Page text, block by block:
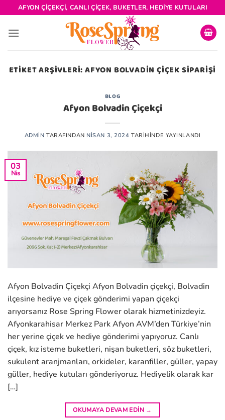
İçeriğe
atla
AFYON ÇIÇEKÇI, CANLI ÇIÇEK, BUKETLER, HEDIYE KUTULARI
ETIKET ARŞIVLERI:AFYON BOLVADIN ÇIÇEK SIPARIŞI
BLOG
Afyon Bolvadin Çiçekçi
ADMIN TARAFINDAN NISAN 3, 2024 TARIHINDE YAYINLANDI
03
Nis
Afyon Bolvadin Çiçekçi Afyon Bolvadin çiçekçi, Bolvadin
ilçesine hediye ve çiçek gönderimi yapan çiçekçi
arıyorsanız Rose Spring Flower olarak hizmetinizdeyiz.
Afyonkarahisar Merkez Park Afyon AVM’den Türkiye’nin
her yerine çiçek ve hediye gönderimi yapıyoruz. Canlı
çiçek, kız isteme buketleri, nişan buketleri, söz buketleri,
sukulent aranjmanları, orkideler, karanfiller, güller, yapay
güller, hediye kutuları gönderiyoruz. Hediyelik olarak kar
[…]
OKUMAYA DEVAM EDIN →